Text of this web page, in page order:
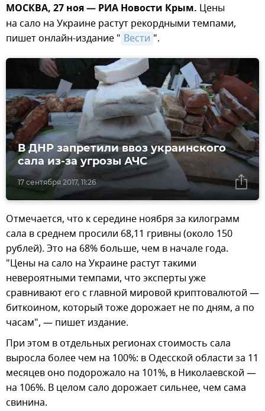
МОСКВА, 27 ноя — РИА Новости Крым. Цены
на сало на Украине растут рекордными темпами,
пишет онлайн-издание " Вести ".
17 сентября 2017, 11:26
В ДНР запретили ввоз украинского
сала из-за угрозы АЧС
Отмечается, что к середине ноября за килограмм
сала в среднем просили 68,11 гривны (около 150
рублей). Это на 68% больше, чем в начале года.
"Цены на сало на Украине растут такими
невероятными темпами, что эксперты уже
сравнивают его с главной мировой криптовалютой —
биткоином, который тоже дорожает не по дням, а по
часам", — пишет издание.
При этом в отдельных регионах стоимость сала
выросла более чем на 100%: в Одесской области за 11
месяцев оно подорожало на 101%, в Николаевской —
на 106%. В целом сало дорожает сильнее, чем сама
свинина.